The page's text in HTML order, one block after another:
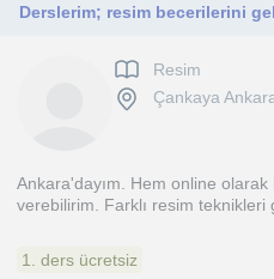
Resim
Çankaya
Ankara'dayım. Hem online
verebilirim. Farklı resim teknikleri
1. ders ücretsiz